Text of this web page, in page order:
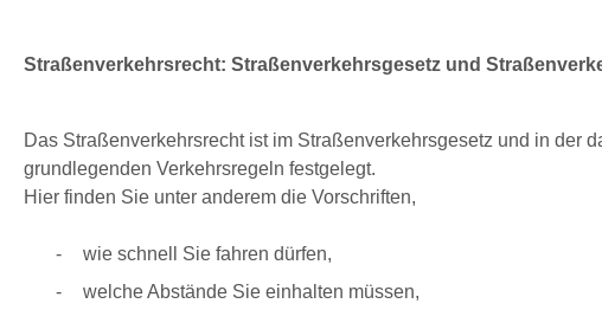
Straßenverkehrsrecht: Straßenverkehrsgesetz und
Das Straßenverkehrsrecht ist im Straßenverkehrsgesetz und in der
grundlegenden Verkehrsregeln festgelegt.
Hier finden Sie unter anderem die Vorschriften,
wie schnell Sie fahren dürfen,
welche Abstände Sie einhalten müssen,